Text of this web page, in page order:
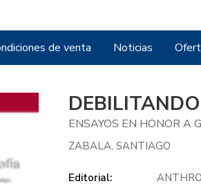
de venta Noticias
ENSAYOS EN HONOR A
ZABALA, SANTIAGO
Editorial: